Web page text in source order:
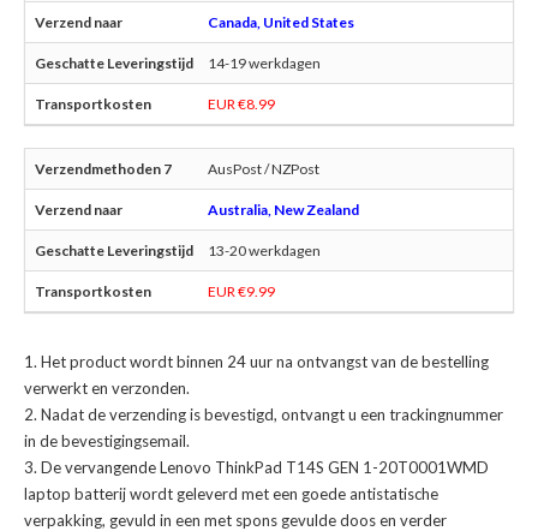
Canada, United States
14-19 werkdagen
EUR €8.99
AusPost / NZPost
Australia, New Zealand
13-20 werkdagen
EUR €9.99
Het product wordt binnen 24 uur na ontvangst van de bestelling
verwerkt en verzonden.
Nadat de verzending is bevestigd, ontvangt u een trackingnummer
in de bevestigingsemail.
Devervangende Lenovo ThinkPad T14S GEN 1-20T0001WMD
laptop batterijwordt geleverd met een goede antistatische
verpakking, gevuld in een met spons gevulde doos en verder